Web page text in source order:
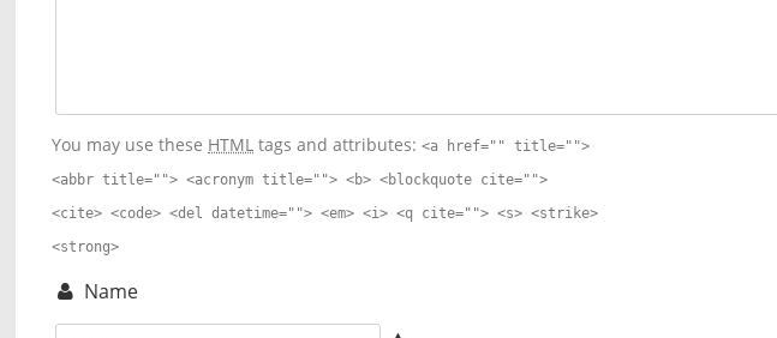
You may use these HTML tags and attributes:<a href="" title="">
<abbr title=""> <acronym title=""> <b> <blockquote cite="">
<cite> <code> <del datetime=""> <em> <i> <q cite=""> <s> <strike>
<strong>
Name